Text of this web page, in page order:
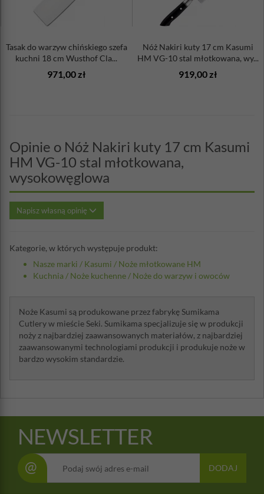
Tasak do warzyw chińskiego szefa
kuchni 18 cm Wusthof Cla...
971,00 zł
Nóż Nakiri kuty 17 cm Kasumi
HM VG-10 stal młotkowana, wy...
919,00 zł
Opinie o Nóż Nakiri kuty 17 cm Kasumi
HM VG-10 stal młotkowana,
wysokowęglowa
Napisz własną opinię
Kategorie, w których występuje produkt:
Nasze marki / Kasumi / Noże młotkowane HM
Kuchnia / Noże kuchenne / Noże do warzyw i owoców
Noże Kasumi są produkowane przez fabrykę Sumikama
Cutlery w mieście Seki. Sumikama specjalizuje się w produkcji
noży z najbardziej zaawansowanych materiałów, z najbardziej
zaawansowanymi technologiami produkcji i produkuje noże w
bardzo wysokim standardzie.
NEWSLETTER
@ DODAJ